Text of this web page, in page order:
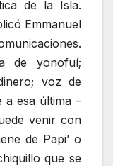
de la Isla.
Emmanuel
de yonofuí;
voz de
a esa última –
venir con
de Papi’ o
que se